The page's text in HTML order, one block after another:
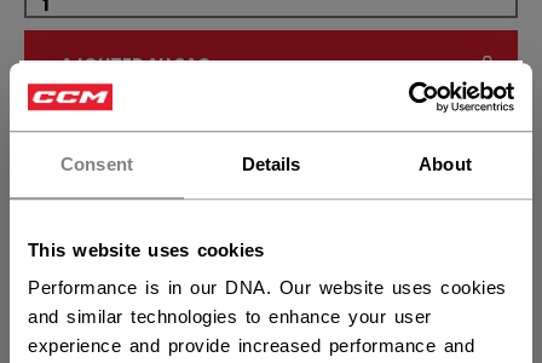
Consent Details About
This website uses cookies
Performance is in our DNA. Our website uses cookies
and similar technologies to enhance your user
experience and provide increased performance and
Vous souhaitez expédier des
produits aux États-Unis ?
AJOUTER AU SAC
TROUVER EN MAGASIN
Politique de livraison Retours gratuits
OUVRIR LES